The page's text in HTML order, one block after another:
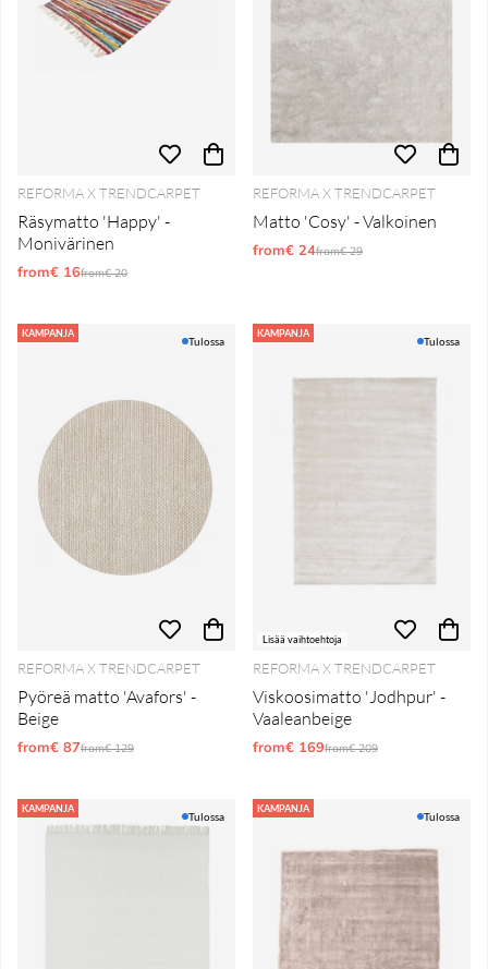
REFORMA X TRENDCARPET
Räsymatto 'Happy' -
Monivärinen
from€ 16Normaali hinta
from€ 20
REFORMA X TRENDCARPET
Matto 'Cosy' - Valkoinen
from€ 24Normaali hinta
from€ 29
KAMPANJA
Tulossa
REFORMA X TRENDCARPET
Pyöreä matto 'Avafors' -
Beige
from€ 87Normaali hinta
from€ 129
KAMPANJA
Lisää vaihtoehtoja
Tulossa
REFORMA X TRENDCARPET
Viskoosimatto 'Jodhpur' -
Vaaleanbeige
from€ 169Normaali hinta
from€ 209
KAMPANJA
Tulossa
KAMPANJA
Tulossa